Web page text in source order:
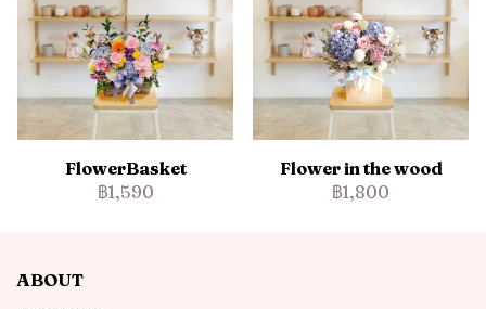
FlowerBasket
฿1,590
Flower in the wood
฿1,800
ABOUT